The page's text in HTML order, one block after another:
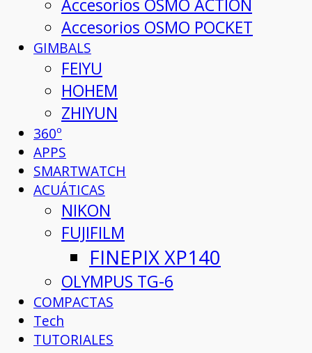
Accesorios OSMO ACTION
Accesorios OSMO POCKET
GIMBALS
FEIYU
HOHEM
ZHIYUN
360º
APPS
SMARTWATCH
ACUÁTICAS
NIKON
FUJIFILM
FINEPIX XP140
OLYMPUS TG-6
COMPACTAS
Tech
TUTORIALES